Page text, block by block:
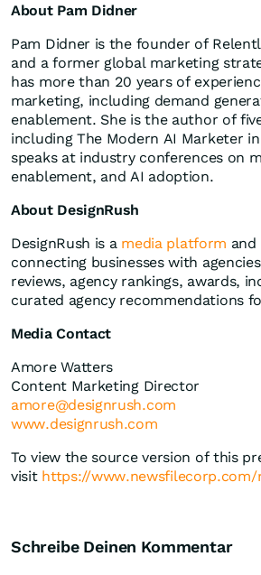
About Pam Didner
Pam Didner is the founder of
and a former global marketing
has more than 20 years of
marketing, including demand
enablement. She is the author of
including The Modern AI Marketer
speaks at industry conferences on
enablement, and AI adoption.
About DesignRush
DesignRush is a media platform and
connecting businesses with
reviews, agency rankings, awards,
curated agency recommendations
Media Contact
Amore Watters
Content Marketing Director
amore@designrush.com
www.designrush.com
To view the source version of this
visit https://www.newsfilecorp.com/
Schreibe Deinen Kommentar